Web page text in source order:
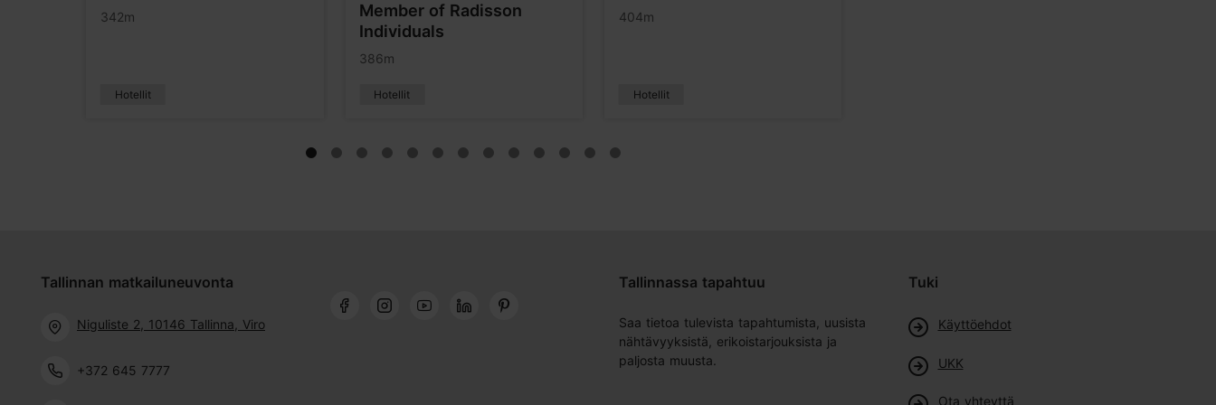
342m
Hotellit
Member of Radisson
Individuals
386m
Hotellit
404m
Hotellit
Tallinnan matkailuneuvonta
Niguliste 2, 10146 Tallinna, Viro
+372 645 7777
Tallinnassa tapahtuu
Saa tietoa tulevista tapahtumista, uusista
nähtävyyksistä, erikoistarjouksista ja
paljosta muusta.
Tuki
Käyttöehdot
UKK
Ota yhteyttä